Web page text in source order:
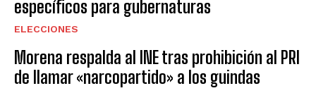
específicos para gubernaturas
ELECCIONES
Morena respalda al INE tras prohibición al PRI
de llamar «narcopartido» a los guindas